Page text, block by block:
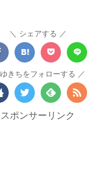
シェアする
ゆきちをフォローする
スポンサーリンク